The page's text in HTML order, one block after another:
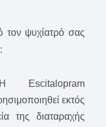
τον ψυχίατρό σας
εκτός
της διαταραχής